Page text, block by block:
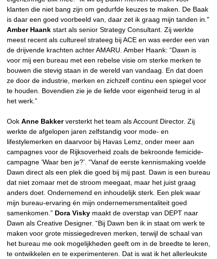
klanten die niet bang zijn om gedurfde keuzes te maken. De Baak
is daar een goed voorbeeld van, daar zet ik graag mijn tanden in."
Amber Haank start als senior Strategy Consultant. Zij werkte
meest recent als cultureel strateeg bij ACE en was eerder een van
de drijvende krachten achter AMARU. Amber Haank: “Dawn is
voor mij een bureau met een rebelse visie om sterke merken te
bouwen die stevig staan in de wereld van vandaag. En dat doen
ze door de industrie, merken en zichzelf continu een spiegel voor
te houden. Bovendien zie je de liefde voor eigenheid terug in al
het werk.”
Ook Anne Bakkerversterkt het team als Account Director. Zij
werkte de afgelopen jaren zelfstandig voor mode- en
lifestylemerken en daarvoor bij Havas Lemz, onder meer aan
campagnes voor de Rijksoverheid zoals de bekroonde femicide-
campagne ‘Waar ben je?’. “Vanaf de eerste kennismaking voelde
Dawn direct als een plek die goed bij mij past. Dawn is een bureau
dat niet zomaar met de stroom meegaat, maar het juist graag
anders doet. Ondernemend en inhoudelijk sterk. Een plek waar
mijn bureau-ervaring én mijn ondernemersmentaliteit goed
samenkomen.” Dora Visky maakt de overstap van DEPT naar
Dawn als Creative Designer. “Bij Dawn ben ik in staat om werk te
maken voor grote missiegedreven merken, terwijl de schaal van
het bureau me ook mogelijkheden geeft om in de breedte te leren,
te ontwikkelen en te experimenteren. Dat is wat ik het allerleukste